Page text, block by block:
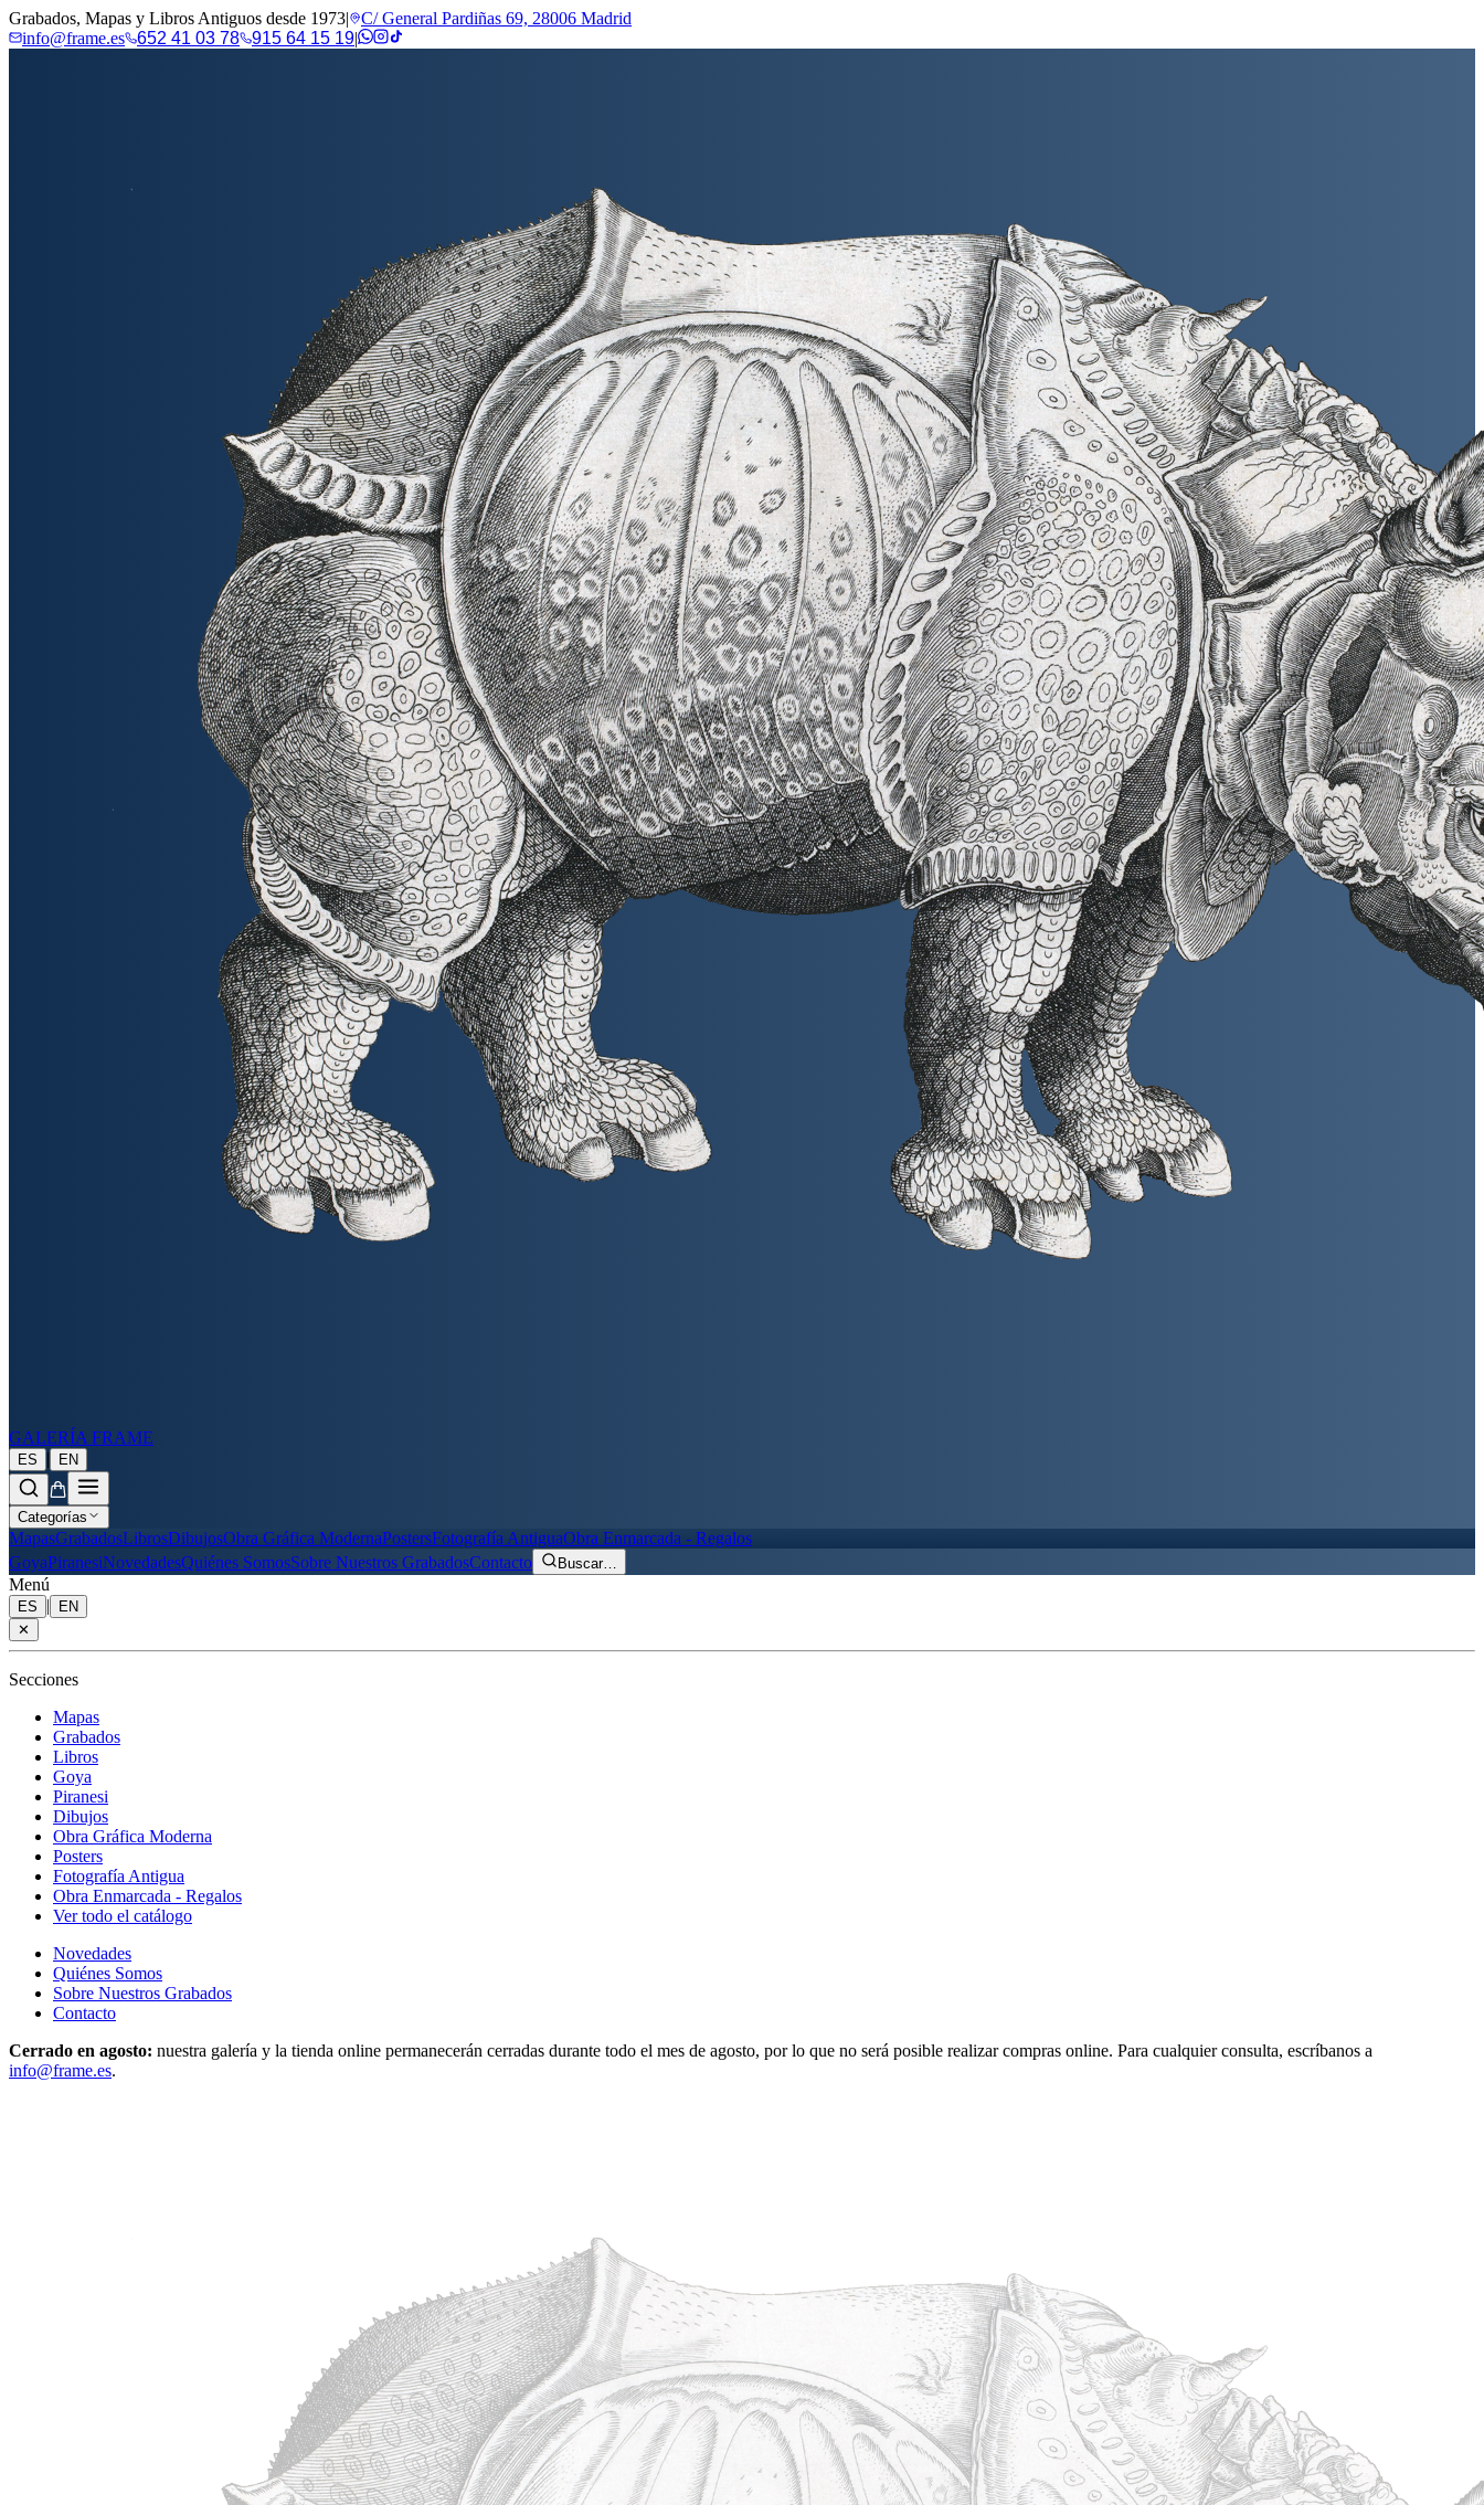
Grabados, Mapas y Libros Antiguos desde 1973|
C/ General Pardiñas 69, 28006 Madrid
info@frame.es
652 41 03 78 915 64 15 19|
GALERÍA FRAME
ES | EN
Categorías
MapasGrabadosLibrosDibujosObra Gráfica ModernaPostersFotografía AntiguaObra Enmarcada - Regalos
GoyaPiranesiNovedadesQuiénes SomosSobre Nuestros GrabadosContacto Buscar…
Menú
ES |
EN
✕
Secciones
Mapas
Grabados
Libros
Goya
Piranesi
Dibujos
Obra Gráfica Moderna
Posters
Fotografía Antigua
Obra Enmarcada - Regalos
Ver todo el catálogo
Novedades
Quiénes Somos
Sobre Nuestros Grabados
Contacto
Cerrado en agosto: nuestra galería y la tienda online permanecerán cerradas durante todo el mes de agosto, por lo que no será posible realizar compras online. Para cualquier consulta, escríbanos a
info@frame.es.